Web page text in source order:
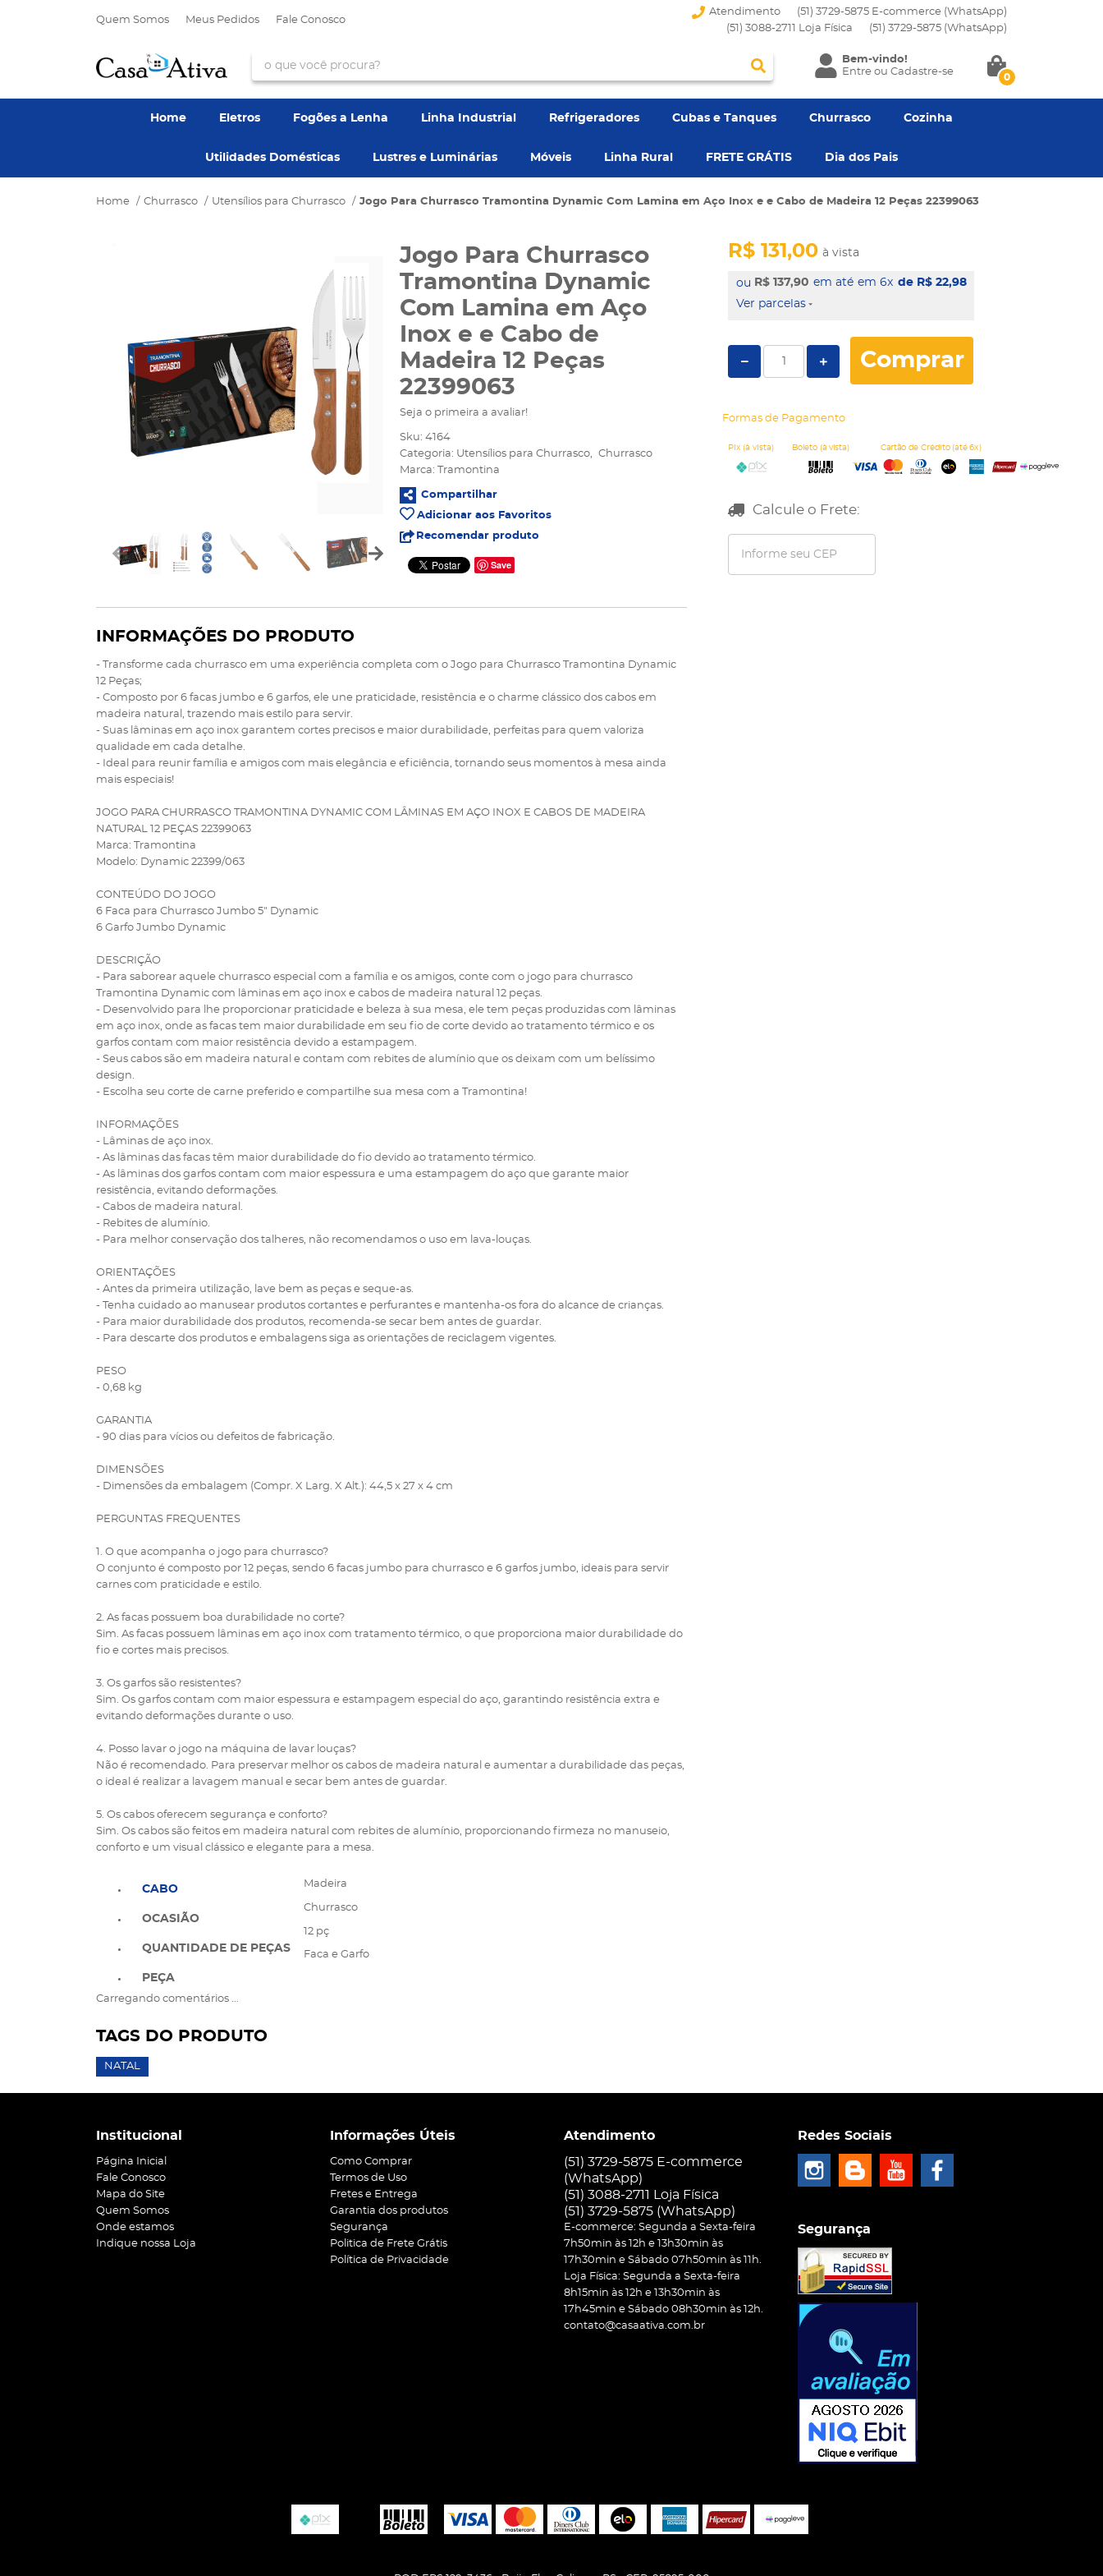
Quem Somos Meus Pedidos Fale Conosco
Atendimento
(51) 3729-5875 E-commerce (WhatsApp)
(51) 3088-2711 Loja Física
(51) 3729-5875 (WhatsApp)
Bem-vindo!
Entreou Cadastre-se 0
Home Eletros Fogões a Lenha Linha Industrial Refrigeradores Cubas e Tanques Churrasco Cozinha
Utilidades Domésticas Lustres e Luminárias Móveis Linha Rural FRETE GRÁTIS Dia dos Pais
Home Churrasco Utensílios para Churrasco Jogo Para Churrasco Tramontina Dynamic Com Lamina em Aço Inox e e Cabo de Madeira 12 Peças 22399063
Jogo Para Churrasco
Tramontina Dynamic
Com Lamina em Aço
Inox e e Cabo de
Madeira 12 Peças
22399063
Seja o primeira a avaliar!
Sku: 4164
Categoria: Utensílios para Churrasco
Churrasco
Marca: Tramontina
Compartilhar
Adicionar aos Favoritos
Recomendar produto
Save
R$ 137,90
R$ 131,00 à vista
em 6x de R$ 22,98
Ver parcelas
Comprar
Formas de Pagamento
Calcule o Frete:
INFORMAÇÕES DO PRODUTO
- Transforme cada churrasco em uma experiência completa com o Jogo para Churrasco Tramontina Dynamic
12 Peças;
- Composto por 6 facas jumbo e 6 garfos, ele une praticidade, resistência e o charme clássico dos cabos em
madeira natural, trazendo mais estilo para servir.
- Suas lâminas em aço inox garantem cortes precisos e maior durabilidade, perfeitas para quem valoriza
qualidade em cada detalhe.
- Ideal para reunir família e amigos com mais elegância e eficiência, tornando seus momentos à mesa ainda
mais especiais!
JOGO PARA CHURRASCO TRAMONTINA DYNAMIC COM LÂMINAS EM AÇO INOX E CABOS DE MADEIRA
NATURAL 12 PEÇAS 22399063
Marca: Tramontina
Modelo: Dynamic 22399/063
CONTEÚDO DO JOGO
6 Faca para Churrasco Jumbo 5" Dynamic
6 Garfo Jumbo Dynamic
DESCRIÇÃO
- Para saborear aquele churrasco especial com a família e os amigos, conte com o jogo para churrasco
Tramontina Dynamic com lâminas em aço inox e cabos de madeira natural 12 peças.
- Desenvolvido para lhe proporcionar praticidade e beleza à sua mesa, ele tem peças produzidas com lâminas
em aço inox, onde as facas tem maior durabilidade em seu fio de corte devido ao tratamento térmico e os
garfos contam com maior resistência devido a estampagem.
- Seus cabos são em madeira natural e contam com rebites de alumínio que os deixam com um belíssimo
design.
- Escolha seu corte de carne preferido e compartilhe sua mesa com a Tramontina!
INFORMAÇÕES
- Lâminas de aço inox.
- As lâminas das facas têm maior durabilidade do fio devido ao tratamento térmico.
- As lâminas dos garfos contam com maior espessura e uma estampagem do aço que garante maior
resistência, evitando deformações.
- Cabos de madeira natural.
- Rebites de alumínio.
- Para melhor conservação dos talheres, não recomendamos o uso em lava-louças.
ORIENTAÇÕES
- Antes da primeira utilização, lave bem as peças e seque-as.
- Tenha cuidado ao manusear produtos cortantes e perfurantes e mantenha-os fora do alcance de crianças.
- Para maior durabilidade dos produtos, recomenda-se secar bem antes de guardar.
- Para descarte dos produtos e embalagens siga as orientações de reciclagem vigentes.
PESO
- 0,68 kg
GARANTIA
- 90 dias para vícios ou defeitos de fabricação.
DIMENSÕES
- Dimensões da embalagem (Compr. X Larg. X Alt.): 44,5 x 27 x 4 cm
PERGUNTAS FREQUENTES
1. O que acompanha o jogo para churrasco?
O conjunto é composto por 12 peças, sendo 6 facas jumbo para churrasco e 6 garfos jumbo, ideais para servir
carnes com praticidade e estilo.
2. As facas possuem boa durabilidade no corte?
Sim. As facas possuem lâminas em aço inox com tratamento térmico, o que proporciona maior durabilidade do
fio e cortes mais precisos.
3. Os garfos são resistentes?
Sim. Os garfos contam com maior espessura e estampagem especial do aço, garantindo resistência extra e
evitando deformações durante o uso.
4. Posso lavar o jogo na máquina de lavar louças?
Não é recomendado. Para preservar melhor os cabos de madeira natural e aumentar a durabilidade das peças,
o ideal é realizar a lavagem manual e secar bem antes de guardar.
5. Os cabos oferecem segurança e conforto?
Sim. Os cabos são feitos em madeira natural com rebites de alumínio, proporcionando firmeza no manuseio,
conforto e um visual clássico e elegante para a mesa.
CABO
OCASIÃO
QUANTIDADE DE PEÇAS
PEÇA
Madeira
Churrasco
12 pç
Faca e Garfo
Carregando comentários ...
TAGS DO PRODUTO
NATAL
Institucional
Página Inicial
Fale Conosco
Mapa do Site
Quem Somos
Onde estamos
Indique nossa Loja
Informações Úteis
Como Comprar
Termos de Uso
Fretes e Entrega
Garantia dos produtos
Segurança
Politica de Frete Grátis
Política de Privacidade
Atendimento
(51) 3729-5875 E-commerce
(WhatsApp)
(51) 3088-2711 Loja Física
(51) 3729-5875 (WhatsApp)
E-commerce: Segunda a Sexta-feira
7h50min às 12h e 13h30min às
17h30min e Sábado 07h50min às 11h.
Loja Física: Segunda a Sexta-feira
8h15min às 12h e 13h30min às
17h45min e Sábado 08h30min às 12h.
contato@casaativa.com.br
Redes Sociais
Segurança